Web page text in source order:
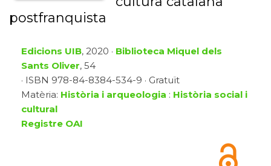
postfranquista
Edicions UIB, 2020 · Biblioteca Miquel dels
Sants Oliver, 54
· ISBN 978-84-8384-534-9 · Gratuït
Matèria: Història i arqueologia : Història social i
cultural
Registre OAI